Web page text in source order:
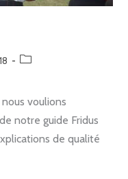
voulions
notre guide Fridus
de qualité